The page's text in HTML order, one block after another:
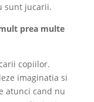
sunt jucarii.
prea multe
copiilor.
imaginatia si
atunci cand nu